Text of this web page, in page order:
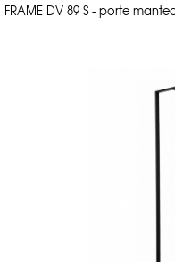
FRAME DV 89 S - porte